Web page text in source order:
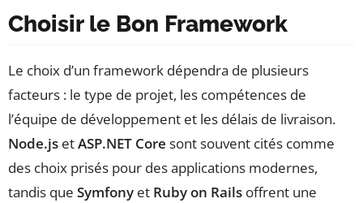
Choisir le Bon Framework
Le choix d’un framework dépendra de plusieurs
facteurs : le type de projet, les compétences de
l’équipe de développement et les délais de livraison.
Node.js etASP.NET Core sont souvent cités comme
des choix prisés pour des applications modernes,
tandis que Symfony et Ruby on Rails offrent une